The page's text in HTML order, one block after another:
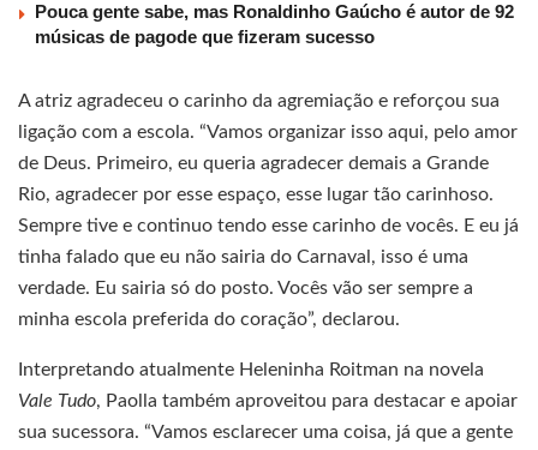
Pouca gente sabe, mas Ronaldinho Gaúcho é autor de 92
músicas de pagode que fizeram sucesso
A atriz agradeceu o carinho da agremiação e reforçou sua
ligação com a escola. “Vamos organizar isso aqui, pelo amor
de Deus. Primeiro, eu queria agradecer demais a Grande
Rio, agradecer por esse espaço, esse lugar tão carinhoso.
Sempre tive e continuo tendo esse carinho de vocês. E eu já
tinha falado que eu não sairia do Carnaval, isso é uma
verdade. Eu sairia só do posto. Vocês vão ser sempre a
minha escola preferida do coração”, declarou.
Interpretando atualmente Heleninha Roitman na novela
Vale Tudo, Paolla também aproveitou para destacar e apoiar
sua sucessora. “Vamos esclarecer uma coisa, já que a gente